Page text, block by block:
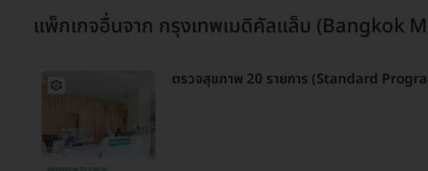
แพ็กเกจอื่นจาก กรุงเทพเมดิคัลแล็บ (Bangkok
ตรวจสุขภาพ 20 รายการ (Standard